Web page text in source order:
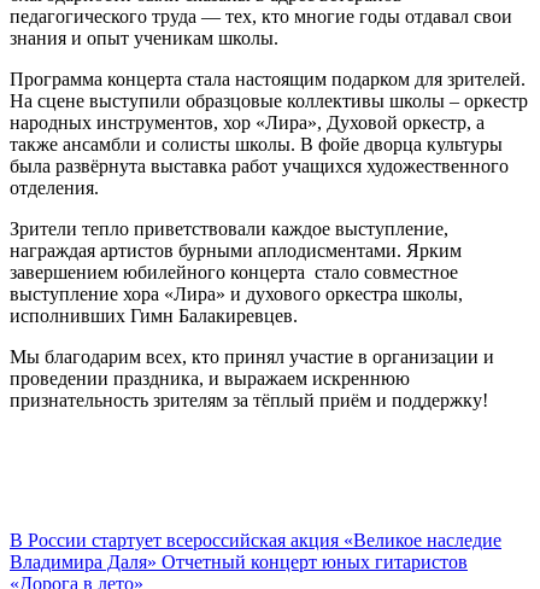
педагогического труда — тех, кто многие годы отдавал свои
знания и опыт ученикам школы.
Программа концерта стала настоящим подарком для зрителей.
На сцене выступили образцовые коллективы школы – оркестр
народных инструментов, хор «Лира», Духовой оркестр, а
также ансамбли и солисты школы. В фойе дворца культуры
была развёрнута выставка работ учащихся художественного
отделения.
Зрители тепло приветствовали каждое выступление,
награждая артистов бурными аплодисментами. Ярким
завершением юбилейного концерта стало совместное
выступление хора «Лира» и духового оркестра школы,
исполнивших Гимн Балакиревцев.
Мы благодарим всех, кто принял участие в организации и
проведении праздника, и выражаем искреннюю
признательность зрителям за тёплый приём и поддержку!
В России стартует всероссийская акция «Великое наследие
Владимира Даля» Отчетный концерт юных гитаристов
«Дорога в лето»